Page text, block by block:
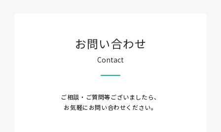
お問い合わせ
Contact
ご相談・ご質問等ございましたら、
お気軽にお問い合わせください。